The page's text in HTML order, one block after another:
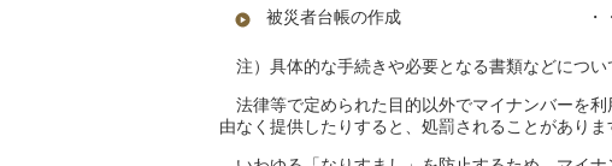
被災者台帳の作成 ・・
注）具体的な手続きや必要となる書類などについ
法律等で定められた目的以外でマイナンバーを
由なく提供したりすると、処罰されることがありま